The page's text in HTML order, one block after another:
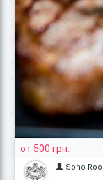
от 500 грн.
Soho